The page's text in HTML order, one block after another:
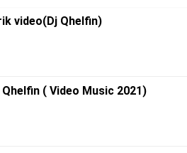
video(Dj Qhelfin)
( Video Music 2021)